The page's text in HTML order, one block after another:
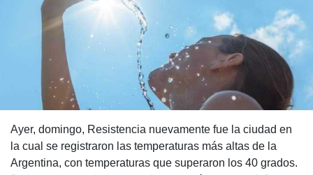
Ayer, domingo, Resistencia nuevamente fue la ciudad en
la cual se registraron las temperaturas más altas de la
Argentina, con temperaturas que superaron los 40 grados.